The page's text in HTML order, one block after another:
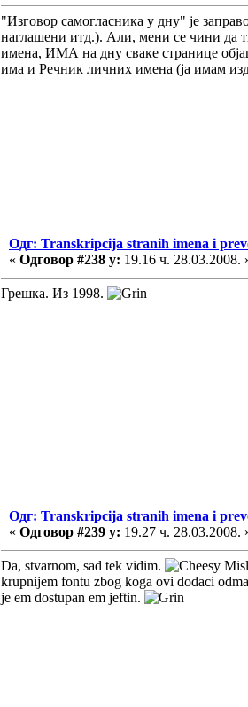
"Изговор самогласника у дну" је
наглашени итд.). Али, мени се чини да
имена, ИМА на дну сваке странице
има и Речник личних имена (ја имам
Одг: Transkripcija stranih imena i
« Одговор #238 у: 19.16 ч. 28.03.2008.
Грешка. Из 1998.
Одг: Transkripcija stranih imena i
« Одговор #239 у: 19.27 ч. 28.03.2008.
Da, stvarnom, sad tek vidim.
krupnijem fontu zbog koga ovi dodaci
je em dostupan em jeftin.